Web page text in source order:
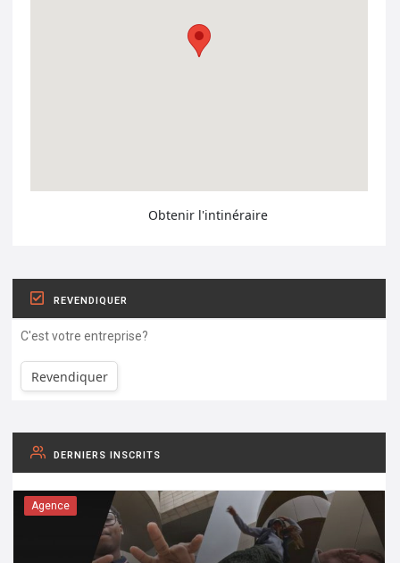
Obtenir l'intinéraire
REVENDIQUER
C'est votre entreprise?
Revendiquer
DERNIERS INSCRITS
Agence